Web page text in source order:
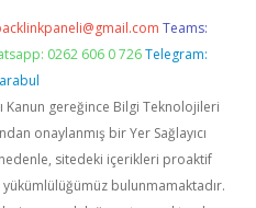
Teams:
0262 606 0 726 Telegram:
Kanun gereğince Bilgi Teknolojileri
onaylanmış bir Yer Sağlayıcı
sitedeki içerikleri proaktif
bulunmamaktadır.